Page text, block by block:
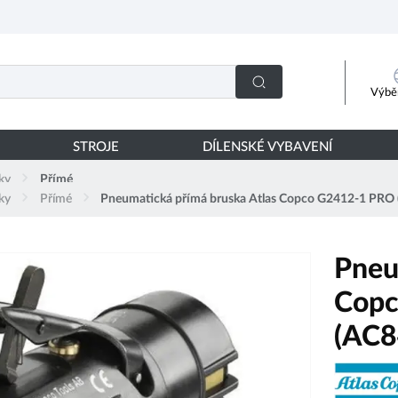
STROJE DÍLENSKÉ VYBAVENÍ
Přímé
Přímé Pneumatická přímá bruska Atlas Copco G2412-1